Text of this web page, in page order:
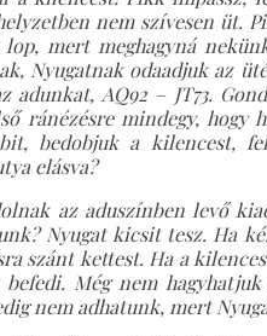
nem szívesen üt.
mert meghagyná
Nyugatnak odaadjuk az
adunkat, AQ92 – JT73.
ránézésre mindegy, hogy
bedobjuk a kilencest,
elásva?
az aduszínben levő
Nyugat kicsit tesz. Ha
szánt kettest. Ha a
Még nem
nem adhatunk, mert